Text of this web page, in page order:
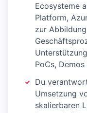
Ecosysteme
Platform,
zur
PoCs,
Du
Umsetzung
skalierbaren